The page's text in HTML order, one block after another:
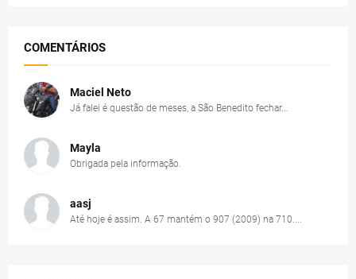
COMENTÁRIOS
Maciel Neto
Já falei é questão de meses, a São Benedito fechar...
Mayla
Obrigada pela informação.
aasj
Até hoje é assim. A 67 mantém o 907 (2009) na 710....